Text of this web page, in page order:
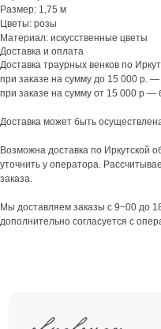
Размер: 1,75 м
Цветы: розы
Материал: искусственные цветы
Доставка и оплата
Доставка траурных венков по
при заказе на сумму до 15 000 р.
при заказе на сумму от 15 000 р —
Доставка может быть
Возможна доставка по Иркутской
уточнить у оператора.
заказа.
Мы доставляем заказы с 9−00 до
дополнительно согласуется с